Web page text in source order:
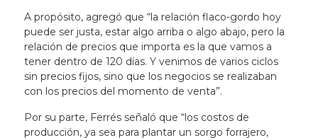
A propósito, agregó que “la relación flaco-gordo hoy
puede ser justa, estar algo arriba o algo abajo, pero la
relación de precios que importa es la que vamos a
tener dentro de 120 días. Y venimos de varios ciclos
sin precios fijos, sino que los negocios se realizaban
con los precios del momento de venta”.
Por su parte, Ferrés señaló que “los costos de
producción, ya sea para plantar un sorgo forrajero,